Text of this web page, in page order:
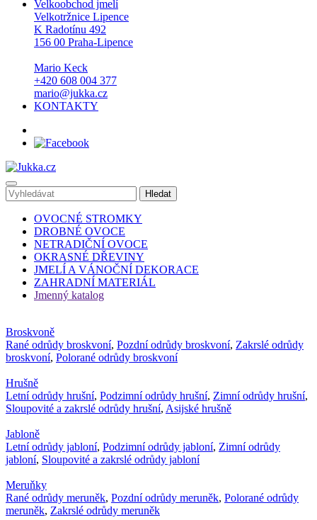
Velkoobchod jmelí
Velkotržnice Lipence
K Radotínu 492
156 00 Praha-Lipence
Mario Keck
+420 608 004 377
mario@jukka.cz
KONTAKTY
OVOCNÉ STROMKY
DROBNÉ OVOCE
NETRADIČNÍ OVOCE
OKRASNÉ DŘEVINY
JMELÍ A VÁNOČNÍ DEKORACE
ZAHRADNÍ MATERIÁL
Jmenný katalog
Broskvoně
Rané odrůdy broskvoní, Pozdní odrůdy broskvoní, Zakrslé odrůdy
broskvoní, Polorané odrůdy broskvoní
Hrušně
Letní odrůdy hrušní, Podzimní odrůdy hrušní, Zimní odrůdy hrušní,
Sloupovité a zakrslé odrůdy hrušní, Asijské hrušně
Jabloně
Letní odrůdy jabloní, Podzimní odrůdy jabloní, Zimní odrůdy
jabloní, Sloupovité a zakrslé odrůdy jabloní
Meruňky
Rané odrůdy meruněk, Pozdní odrůdy meruněk, Polorané odrůdy
meruněk, Zakrslé odrůdy meruněk